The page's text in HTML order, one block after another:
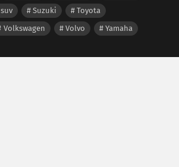
suv Suzuki
Toyota
Volkswagen Volvo Yamaha